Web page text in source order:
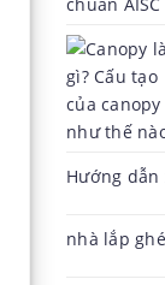
Hướng dẫn
nhà lắp